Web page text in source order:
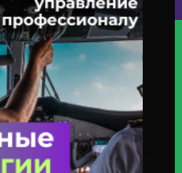
(INTR) О Корпоративном
Дохода» С Ценными Бумагами Эмитента
(облигация 4B02-15-65018-D-001P /